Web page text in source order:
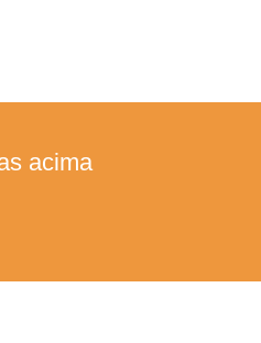
acima